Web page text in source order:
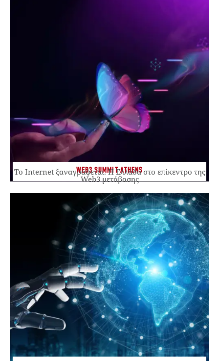
WEB3 SUMMIT ATHENS
Το Internet ξαναγράφεται. Η Ελλάδα στο επίκεντρο της
Web3 μετάβασης